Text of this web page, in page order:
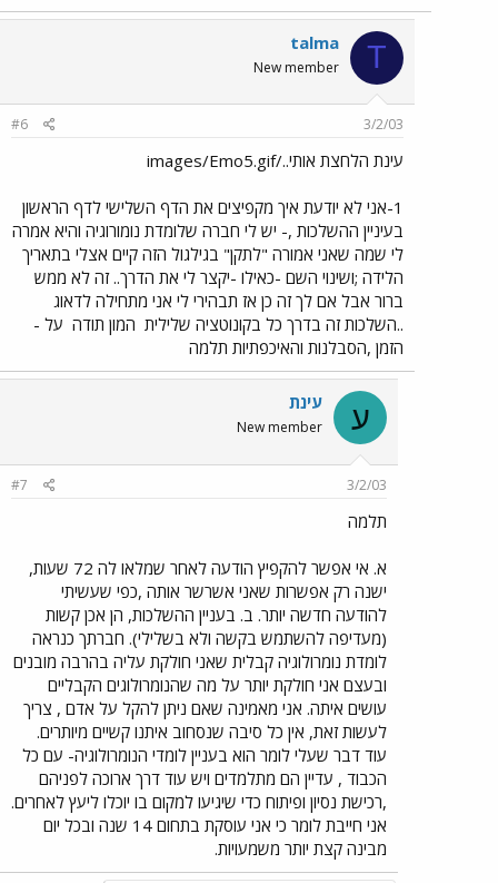
T
talma
New member
3/2/03
#6
עינת הלחצת אותי../images/Emo5.gif
1-אני לא יודעת איך מקפיצים את הדף השלישי לדף הראשון
בעיניין ההשלכות ,- יש לי חברה שלומדת נומורוגיה והיא אמרה
לי שמה שאני אמורה "לתקן" בגילגול הזה קיים אצלי בתאריך
הלידה ;ושינוי השם -כאילו -יקצר לי את הדרך.. זה לא ממש
ברור אבל אם לך זה כן אז תבהירי לי אני מתחילה לדאוג
..השלכות זה בדרך כל בקונוטציה שלילית המון תודה על -
הזמן ,הסבלנות והאיכפתיות תלמה
ע עינת
New member
3/2/03
#7
תלמה
א. אי אפשר להקפיץ הודעה לאחר שמלאו לה 72 שעות,
ישנה רק אפשרות שאני אשרשר אותה ,כפי שעשיתי
להודעה חדשה יותר. ב. בעניין ההשלכות, הן אכן קשות
(מעדיפה להשתמש בקשה ולא בשלילי). חברתך כנראה
לומדת נומרולוגיה קבלית שאני חולקת עליה בהרבה מובנים
ובעצם אני חולקת יותר על מה שהנומרולוגים הקבליים
עושים איתה. אני מאמינה שאם ניתן להקל על אדם , צריך
לעשות זאת, אין כל סיבה שנסחוב איתנו קשיים מיותרים.
עוד דבר שעלי לומר הוא בעניין לומדי הנומרולוגיה- עם כל
הכבוד , עדיין הם מתלמדים ויש עוד דרך ארוכה לפניהם
,רכישת נסיון ופיתוח כדי שיגיעו למקום בו יוכלו ליעץ לאחרים.
אני חייבת לומר כי אני עוסקת בתחום 14 שנה ובכל יום
מבינה קצת יותר משמעויות.